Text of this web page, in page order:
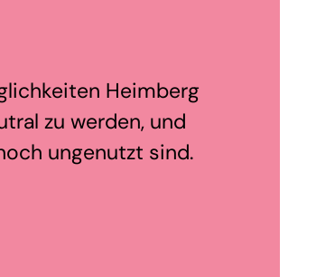
Heimberg
zu werden, und
ungenutzt sind.